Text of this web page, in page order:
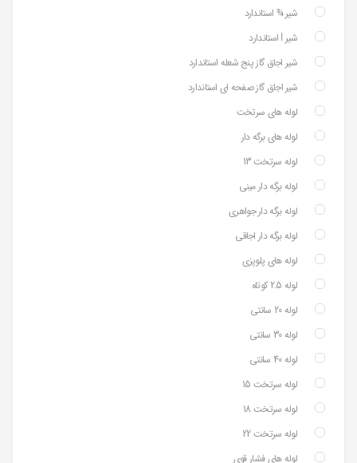
شیر ¾ استاندارد
شیر ⅼ استاندارد
شیر اجاق گاز پنج شعله استاندارد
شیر اجاق گاز صفحه ای استاندارد
لوله های سرتخت
لوله های برگه دار
لوله سرتخت 13
لوله برگه دار مینی
لوله برگه دار جواهری
لوله برگه دار اجاقی
لوله های پلوپزی
لوله 2.5 کوتاه
لوله 20 سانتی
لوله 30 سانتی
لوله 40 سانتی
لوله سرتخت 15
لوله سرتخت 18
لوله سرتخت 22
لوله های فشار قوی